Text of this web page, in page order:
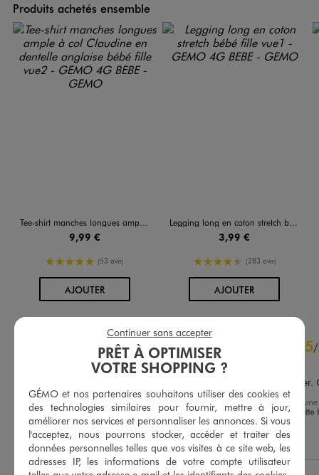
Produits achetés ensemble
Tee-shirt manches longues ample à col Claudine en dentelle anglaise bébé fille
9,99 €
5/5 de moyenne
(53 avis)
AJOUTERAU PANIER
Legging long en coton stretch bébé fille
3,99 €
4.5/5 de moyenne
(283 avis)
AJOUTERAU PANIER
4.9/5
Basé sur
avis soumis à un
contrôle
Voir tous les avis sur ce site
5étoiles 52
5/
Avis vérifié et récompensé
Bien chaud et facile à
Avis du 01/02/2026
, suite à
30/12/2025 par Marie Charlotte
Utile(0) Signaler
PRÊT À OPTIMISER
VOTRE SHOPPING ?
GÉMO et nos partenaires souhaitons utiliser des cookies et
des technologies similaires pour fournir, mettre à jour,
améliorer nos services et personnaliser les annonces. Si vous
l'acceptez, nous pourrons stocker, accéder et traiter des
données personnelles telles que vos visites à ce site web, les
adresses IP, les informations de votre compte utilisateur
Continuer sans accepter